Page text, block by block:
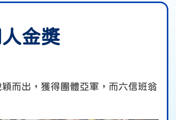
金獎
而出，獲得團體亞軍，而六信班翁